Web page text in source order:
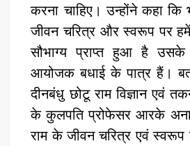
करना चाहिए। उन्होंने कहा कि
जीवन चरित्र और स्वरूप पर
सौभाग्य प्राप्त हुआ है
आयोजक बधाई के पात्र हैं।
दीनबंधु छोटू राम विज्ञान एवं
के कुलपति प्रोफेसर आरके
राम के जीवन चरित्र एवं